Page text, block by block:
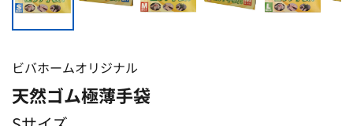
ビバホームオリジナル
天然ゴム極薄手袋